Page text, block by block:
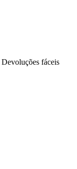
Devoluções fáceis